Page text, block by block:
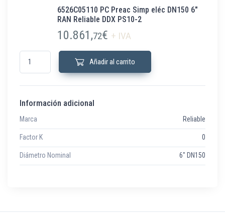
6526C05110 PC Preac Simp eléc DN150 6″
RAN Reliable DDX PS10-2
10.861,72€ + IVA
6526C05110 PC Preac Simp eléc DN150 6" RAN Reliable DDX PS10-2
Añadir al carrito
Información adicional
Marca Reliable
Factor K 0
Diámetro Nominal 6" DN150